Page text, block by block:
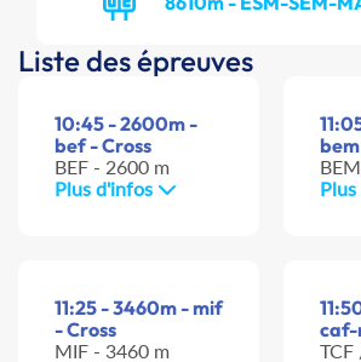
Liste des épreuves
10:45 - 2600m -
bef - Cross
BEF - 2600 m
Plus d'infos
11:25 - 3460m - mif
- Cross
MIF - 3460 m
caf-